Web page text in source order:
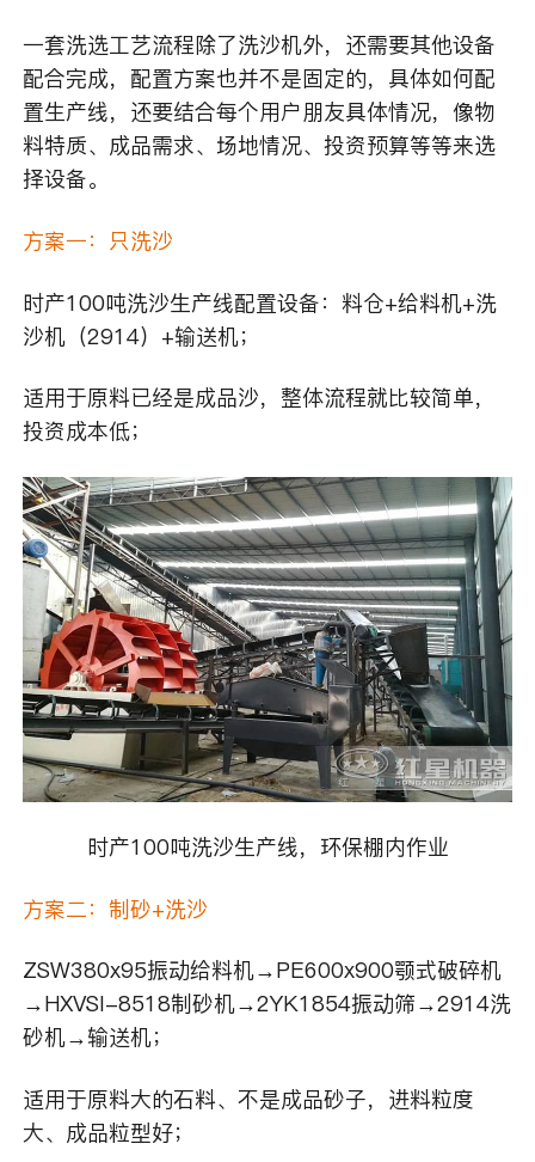
一套洗选工艺流程除了洗沙机外，还需要其他设备
配合完成，配置方案也并不是固定的，具体如何配
置生产线，还要结合每个用户朋友具体情况，像物
料特质、成品需求、场地情况、投资预算等等来选
择设备。
方案一：只洗沙
时产100吨洗沙生产线配置设备：料仓+给料机+洗
沙机（2914）+输送机；
适用于原料已经是成品沙，整体流程就比较简单，
投资成本低；
时产100吨洗沙生产线，环保棚内作业
方案二：制砂+洗沙
ZSW380x95振动给料机→PE600x900颚式破碎机
→HXVSI-8518制砂机→2YK1854振动筛→2914洗
砂机→输送机；
适用于原料大的石料、不是成品砂子，进料粒度
大、成品粒型好；